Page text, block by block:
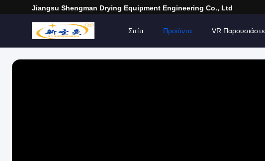
Jiangsu Shengman Drying Equipment Engineering Co., Ltd
Σπίτι Προϊόντα VR Παρουσιάστε